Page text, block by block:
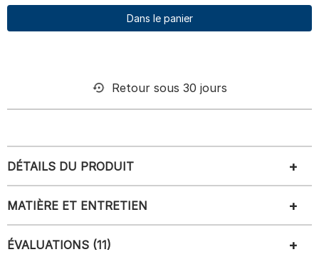
Dans le panier
Retour sous 30 jours
DÉTAILS DU PRODUIT
MATIÈRE ET ENTRETIEN
ÉVALUATIONS (11)